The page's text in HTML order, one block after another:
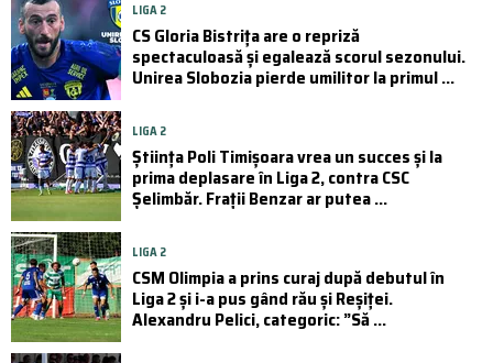
LIGA 2
CS Gloria Bistrița are o repriză
spectaculoasă și egalează scorul sezonului.
Unirea Slobozia pierde umilitor la primul ...
LIGA 2
Știința Poli Timișoara vrea un succes și la
prima deplasare în Liga 2, contra CSC
Șelimbăr. Frații Benzar ar putea ...
LIGA 2
CSM Olimpia a prins curaj după debutul în
Liga 2 și i-a pus gând rău și Reșiței.
Alexandru Pelici, categoric: ”Să ...